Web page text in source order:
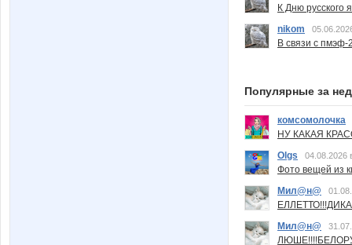
К Дню русского
nikom
В связи с пмэф-
Популярные за
комсомолочка
НУ КАКАЯ
Olgs
04.08.2026
Фото вещей из
Мил@н@
Мил@н@